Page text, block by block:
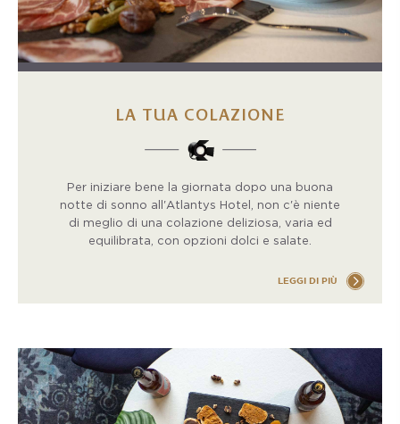
LA TUA COLAZIONE
Per iniziare bene la giornata dopo una buona
notte di sonno all'Atlantys Hotel, non c'è niente
di meglio di una colazione deliziosa, varia ed
equilibrata, con opzioni dolci e salate.
LEGGI DI PIÙ